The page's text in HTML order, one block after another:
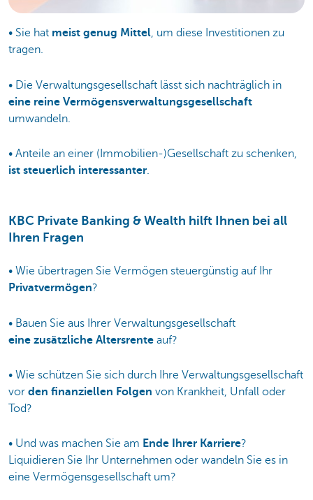
• Sie hat meist genug Mittel, um diese Investitionen zu
tragen.
• Die Verwaltungsgesellschaft lässt sich nachträglich in
eine reine Vermögensverwaltungsgesellschaft
umwandeln.
• Anteile an einer (Immobilien-)Gesellschaft zu schenken,
ist steuerlich interessanter.
KBC Private Banking & Wealth hilft Ihnen bei all
Ihren Fragen
• Wie übertragen Sie Vermögen steuergünstig auf Ihr
Privatvermögen?
• Bauen Sie aus Ihrer Verwaltungsgesellschaft
eine zusätzliche Altersrente auf?
• Wie schützen Sie sich durch Ihre Verwaltungsgesellschaft
vor den finanziellen Folgen von Krankheit, Unfall oder
Tod?
• Und was machen Sie am Ende Ihrer Karriere?
Liquidieren Sie Ihr Unternehmen oder wandeln Sie es in
eine Vermögensgesellschaft um?